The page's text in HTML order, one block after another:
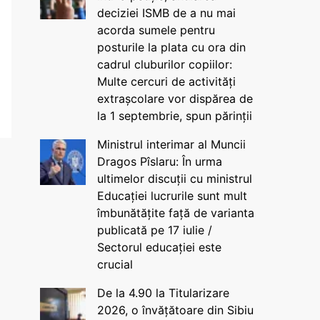
deciziei ISMB de a nu mai
acorda sumele pentru
posturile la plata cu ora din
cadrul cluburilor copiilor:
Multe cercuri de activități
extrașcolare vor dispărea de
la 1 septembrie, spun părinții
Ministrul interimar al Muncii
Dragos Pîslaru: În urma
ultimelor discuții cu ministrul
Educației lucrurile sunt mult
îmbunătățite față de varianta
publicată pe 17 iulie /
Sectorul educației este
crucial
De la 4.90 la Titularizare
2026, o învățătoare din Sibiu